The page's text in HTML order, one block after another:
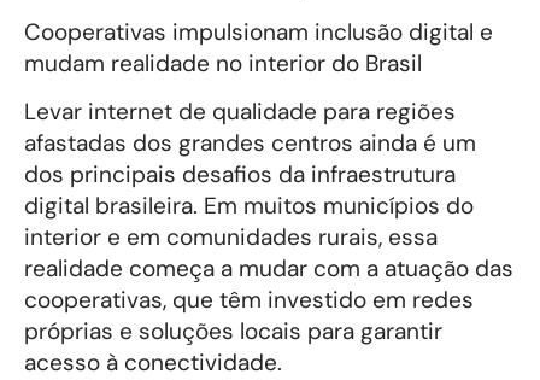
Cooperativas impulsionam inclusão digital e
mudam realidade no interior do Brasil
Levar internet de qualidade para regiões
afastadas dos grandes centros ainda é um
dos principais desafios da infraestrutura
digital brasileira. Em muitos municípios do
interior e em comunidades rurais, essa
realidade começa a mudar com a atuação das
cooperativas, que têm investido em redes
próprias e soluções locais para garantir
acesso à conectividade.